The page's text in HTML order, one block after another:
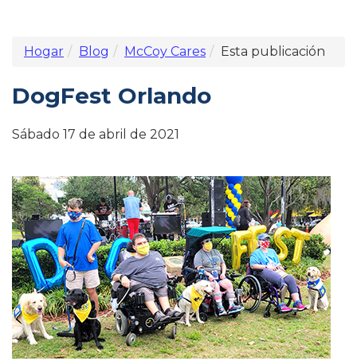
Hogar Blog McCoy Cares Esta publicación
DogFest Orlando
Sábado 17 de abril de 2021